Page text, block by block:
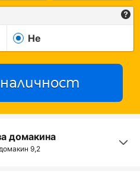
Не
домакина
9,2